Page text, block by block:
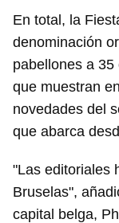
En total, la
denominación
pabellones a
que muestran
novedades del
que abarca
"Las editoriales
Bruselas",
capital belga,